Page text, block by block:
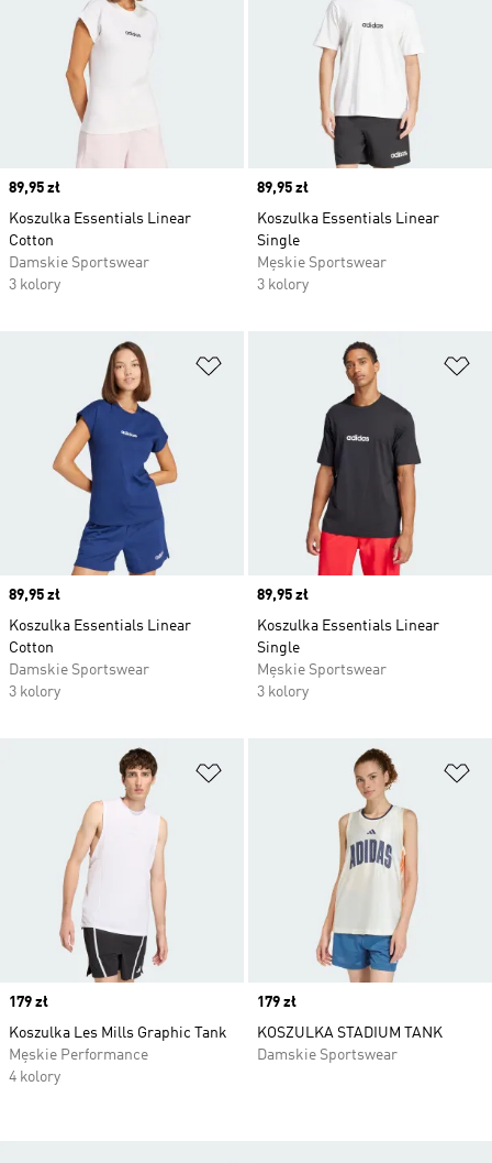
Price
89,95 zł
Koszulka Essentials Linear
Cotton
Damskie Sportswear
3 kolory
Price
89,95 zł
Koszulka Essentials Linear
Single
Męskie Sportswear
3 kolory
Dodaj do listy życzeń
Price
89,95 zł
Koszulka Essentials Linear
Cotton
Damskie Sportswear
3 kolory
Price
89,95 zł
Koszulka Essentials Linear
Single
Męskie Sportswear
3 kolory
Dodaj do listy życzeń
Price
179 zł
Koszulka Les Mills Graphic Tank
Męskie Performance
4 kolory
Price
179 zł
KOSZULKA STADIUM TANK
Damskie Sportswear